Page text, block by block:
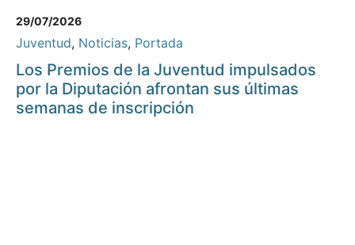
29/07/2026
Juventud, Noticias, Portada
Los Premios de la Juventud impulsados
por la Diputación afrontan sus últimas
semanas de inscripción